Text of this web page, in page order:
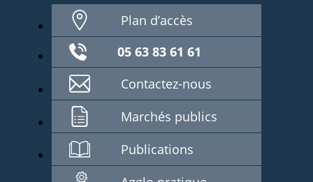
Plan d’accès
05 63 83 61 61
Contactez-nous
Marchés publics
Publications